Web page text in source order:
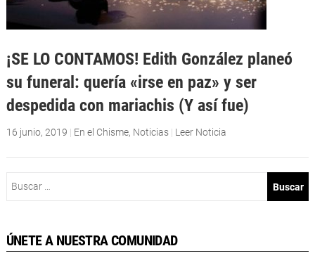
¡SE LO CONTAMOS! Edith González planeó
su funeral: quería «irse en paz» y ser
despedida con mariachis (Y así fue)
16 junio, 2019 | En el Chisme, Noticias | Leer Noticia
ÚNETE A NUESTRA COMUNIDAD